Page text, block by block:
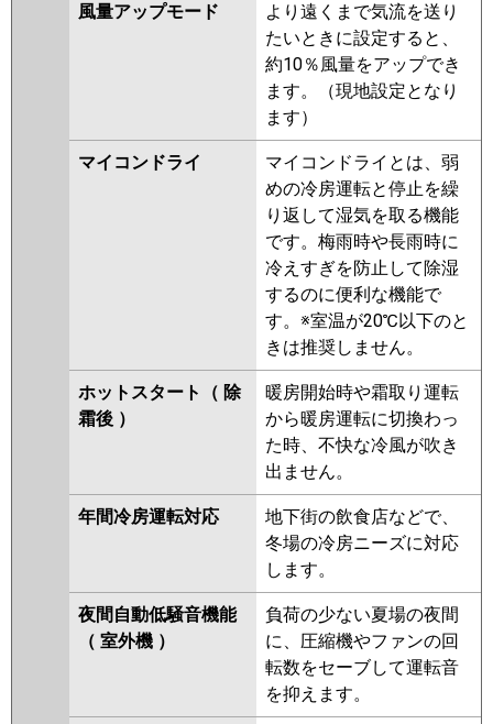
風量アップモード
より遠くまで気流を送り
たいときに設定すると、
約10％風量をアップでき
ます。（現地設定となり
ます）
マイコンドライ
マイコンドライとは、弱
めの冷房運転と停止を繰
り返して湿気を取る機能
です。梅雨時や長雨時に
冷えすぎを防止して除湿
するのに便利な機能で
す。※室温が20℃以下のと
きは推奨しません。
ホットスタート（ 除
霜後 ）
暖房開始時や霜取り運転
から暖房運転に切換わっ
た時、不快な冷風が吹き
出ません。
年間冷房運転対応
地下街の飲食店などで、
冬場の冷房ニーズに対応
します。
夜間自動低騒音機能
（ 室外機 ）
負荷の少ない夏場の夜間
に、圧縮機やファンの回
転数をセーブして運転音
を抑えます。